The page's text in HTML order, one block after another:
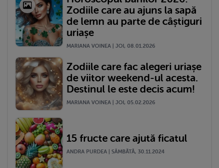
Zodiile care au ajuns la sapă
de lemn au parte de câștiguri
uriașe
MARIANA VOINEA | JOI, 08.01.2026
Zodiile care fac alegeri uriașe
de viitor weekend-ul acesta.
Destinul le este decis acum!
MARIANA VOINEA | JOI, 05.02.2026
15 fructe care ajută ficatul
ANDRA PURDEA | SÂMBĂTĂ, 30.11.2024